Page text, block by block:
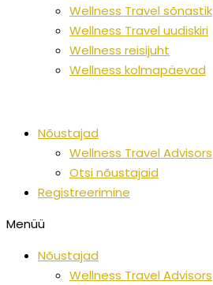
Wellness Travel sõnastik
Wellness Travel uudiskiri
Wellness reisijuht
Wellness kolmapäevad
Nõustajad
Wellness Travel Advisors
Otsi nõustajaid
Registreerimine
Menüü
Nõustajad
Wellness Travel Advisors